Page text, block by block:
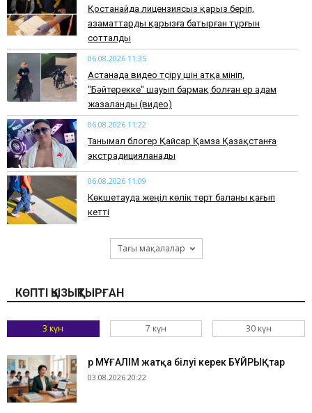
Қостанайда лицензиясыз қарыз беріп,
азаматтарды қарызға батырған тұрғын
сотталды
06.08.2026 11:35
Астанада видео түсіру үшін атқа мініп,
"Бәйтерекке" шауып бармақ болған ер адам
жазаланды (видео)
06.08.2026 11:22
Танымал блогер Қайсар Қамза Қазақстанға
экстрадицияланады
06.08.2026 11:09
Көкшетауда жеңіл көлік төрт баланы қағып
кетті
Тағы мақалалар
КӨПТІ ҚЫЗЫҚТЫРҒАН
3 күн 7 күн 30 күн
Әр МҰҒАЛІМ жатқа білуі керек БҰЙРЫҚтар
03.08.2026 20:22